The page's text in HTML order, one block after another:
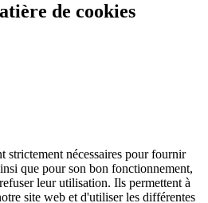
de cookies
strictement nécessaires pour fournir
que pour son bon fonctionnement,
leur utilisation. Ils permettent à
site web et d'utiliser les différentes